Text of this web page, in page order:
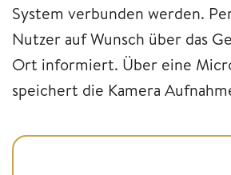
System verbunden werden.
Nutzer auf Wunsch über das
Ort informiert. Über eine
speichert die Kamera